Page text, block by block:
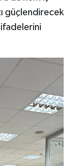
güçlendirecek